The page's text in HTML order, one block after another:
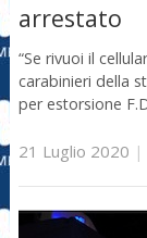
arrestato
“Se rivuoi il
carabinieri della
per estorsione
21 Luglio 2020 |